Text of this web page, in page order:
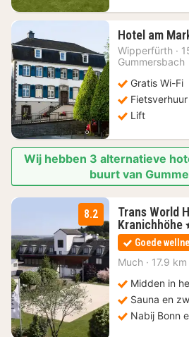
Hotel am
Wipperfürth ·
Gummersbach
Gratis Wi-Fi
Fietsverhuur
Lift
Wij hebben 3 alternatieve
buurt van
8.2
Trans World
Kranichhöhe
Goede
Much · 17.9
Midden in
Sauna en
Nabij Bonn